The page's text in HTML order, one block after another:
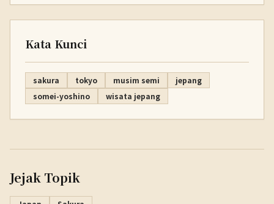
Kata Kunci
sakura tokyo musim semi
jepang
somei-yoshino
wisata jepang
Jejak Topik